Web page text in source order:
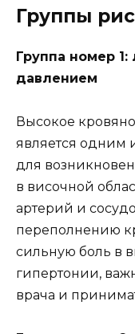
Группы
Группа номер
давлением
Высокое
является одним
для
в височной
артерий и
переполнению
сильную боль в
гипертонии,
врача и